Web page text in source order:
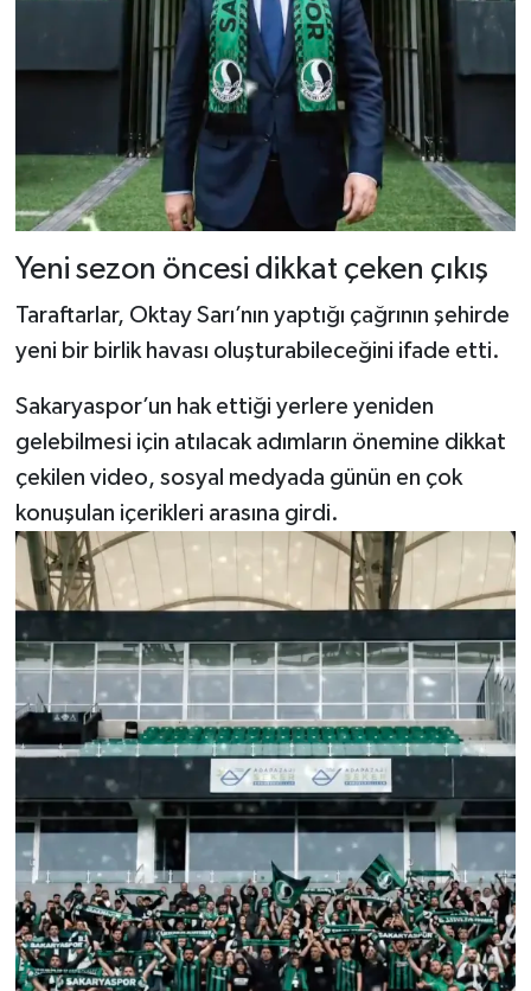
Yeni sezon öncesi dikkat çeken çıkış
Taraftarlar, Oktay Sarı’nın yaptığı çağrının şehirde
yeni bir birlik havası oluşturabileceğini ifade etti.
Sakaryaspor’un hak ettiği yerlere yeniden
gelebilmesi için atılacak adımların önemine dikkat
çekilen video, sosyal medyada günün en çok
konuşulan içerikleri arasına girdi.